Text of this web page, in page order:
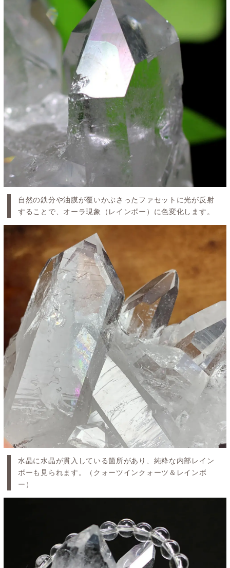
自然の鉄分や油膜が覆いかぶさったファセットに光が反射
することで、オーラ現象（レインボー）に色変化します。
水晶に水晶が貫入している箇所があり、純粋な内部レイン
ボーも見られます。（クォーツインクォーツ＆レインボ
ー）